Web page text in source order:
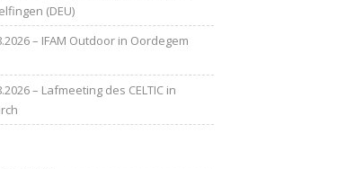
(DEU)
– IFAM Outdoor in Oordegem
– Lafmeeting des CELTIC in